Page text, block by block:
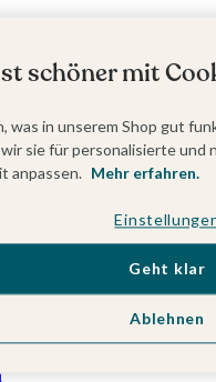
schöner mit
was in unserem Shop gut
sie für personalisierte
anpassen. Mehr erfahren.
Ablehnen
Geht klar